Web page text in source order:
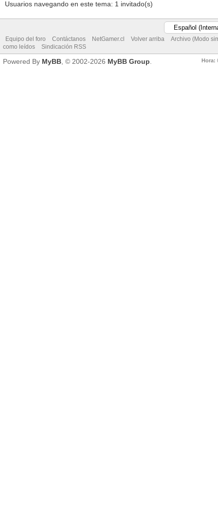
Usuarios navegando en este tema: 1 invitado(s)
Equipo del foro Contáctanos NetGamer.cl Volver arriba
Archivo (Modo
como leídos
Sindicación RSS
Hora:
Powered By MyBB, © 2002-2026 MyBB Group.